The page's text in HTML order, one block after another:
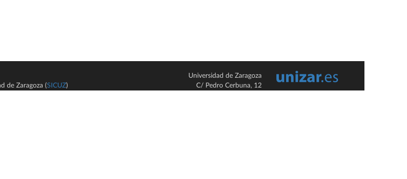
de Zaragoza (SICUZ)
Universidad de Zaragoza
C/ Pedro Cerbuna, 12